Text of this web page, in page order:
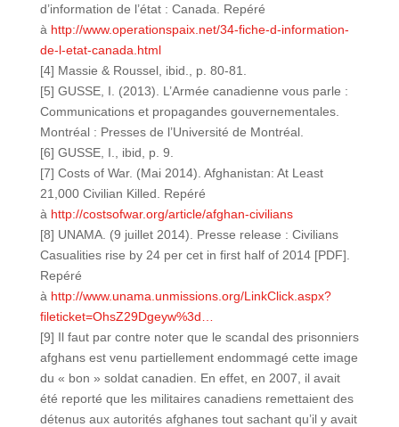
d’information de l’état : Canada. Repéré
à http://www.operationspaix.net/34-fiche-d-information-
de-l-etat-canada.html
[4] Massie & Roussel, ibid., p. 80-81.
[5] GUSSE, I. (2013). L’Armée canadienne vous parle :
Communications et propagandes gouvernementales.
Montréal : Presses de l’Université de Montréal.
[6] GUSSE, I., ibid, p. 9.
[7] Costs of War. (Mai 2014). Afghanistan: At Least
21,000 Civilian Killed. Repéré
à http://costsofwar.org/article/afghan-civilians
[8] UNAMA. (9 juillet 2014). Presse release : Civilians
Casualities rise by 24 per cet in first half of 2014 [PDF].
Repéré
à http://www.unama.unmissions.org/LinkClick.aspx?
fileticket=OhsZ29Dgeyw%3d…
[9] Il faut par contre noter que le scandal des prisonniers
afghans est venu partiellement endommagé cette image
du « bon » soldat canadien. En effet, en 2007, il avait
été reporté que les militaires canadiens remettaient des
détenus aux autorités afghanes tout sachant qu’il y avait